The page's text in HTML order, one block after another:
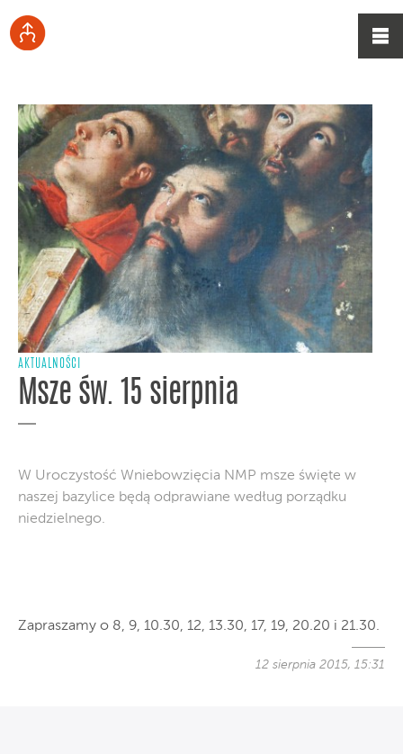
AKTUALNOŚCI
Msze św. 15 sierpnia
W Uroczystość Wniebowzięcia NMP msze święte w
naszej bazylice będą odprawiane według porządku
niedzielnego.
Zapraszamy o 8, 9, 10.30, 12, 13.30, 17, 19, 20.20 i 21.30.
12 sierpnia 2015, 15:31